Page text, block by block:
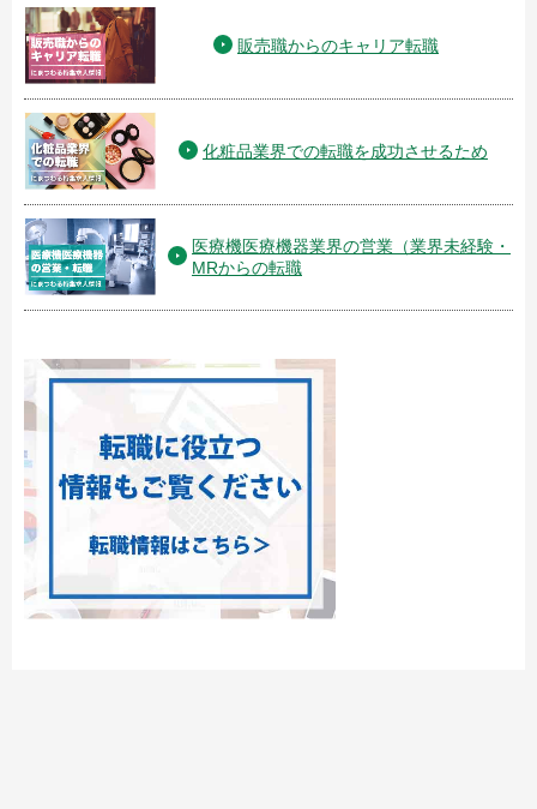
販売職からのキャリア転職
化粧品業界での転職を成功させるため
医療機医療機器業界の営業（業界未経験・
MRからの転職